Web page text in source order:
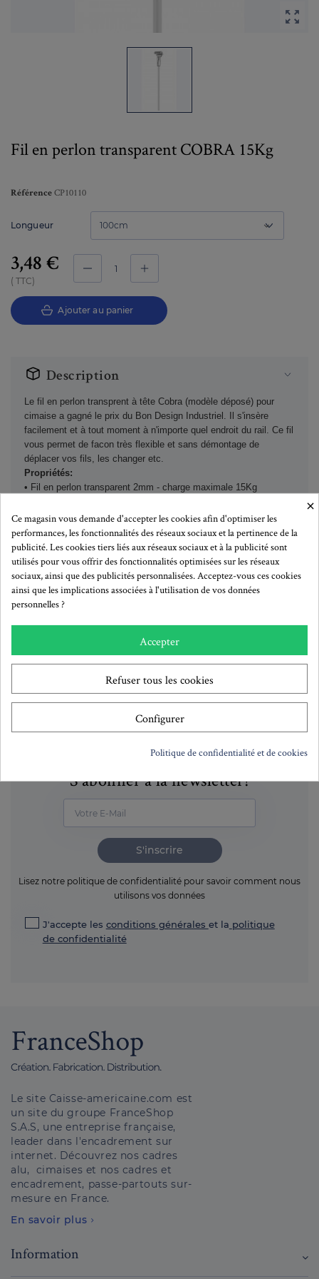

Fil en perlon transparent COBRA 15Kg
Référence CP10110
Longueur
3,48 €
TTC
Ajouter au panier
Description
Le fil en perlon transprent à tête Cobra (modèle déposé) pour
cimaise a gagné le prix du Bon Design Industriel. Il s'insère
facilement et à tout moment à n'importe quel endroit du rail. Ce fil
vous permet de facon très flexible et sans démontage de
déplacer vos fils, les changer etc.
Propriétés:
• Fil en perlon transparent 2mm - charge maximale 15Kg
• Idéal pour nos crochets: Smartspring | Zipper | Hoock antivol
• Idéal pour nos cimaises: Minirail | Cliprail | Cliprail Max |
Multirail éclairage
Plus de détails
Remises quantitatives
S'abonner à la newsletter!
S'inscrire
Lisez notre politique de confidentialité pour savoir comment nous
utilisons vos données
J'accepte les conditions générales et la politique
de confidentialité
Le site Caisse-americaine.com est
un site du groupe FranceShop
S.A.S, une entreprise française,
leader dans l'encadrement sur
internet. Découvrez nos cadres
alu, cimaises et nos cadres et
encadrement, passe-partouts sur-
mesure en France.
En savoir plus
Information
×
Ce magasin vous demande d'accepter les cookies afin d'optimiser les
performances, les fonctionnalités des réseaux sociaux et la pertinence de la
publicité. Les cookies tiers liés aux réseaux sociaux et à la publicité sont
utilisés pour vous offrir des fonctionnalités optimisées sur les réseaux
sociaux, ainsi que des publicités personnalisées. Acceptez-vous ces cookies
ainsi que les implications associées à l'utilisation de vos données
personnelles ?
Accepter
Refuser tous les cookies
Configurer
Politique de confidentialité et de cookies